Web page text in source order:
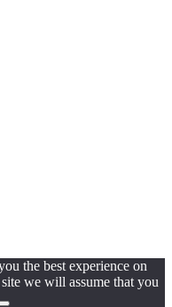
the best experience on
we will assume that you